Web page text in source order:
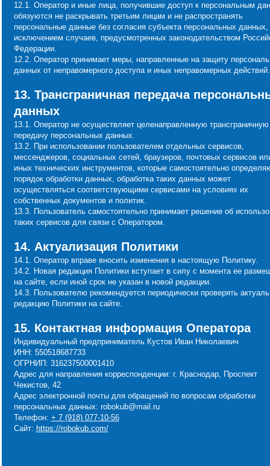
12.1. Оператор и иные лица, получившие доступ к персональным
обязуются не раскрывать третьим лицам и не распространять
персональные данные без согласия субъекта персональных данных,
исключением случаев, предусмотренных законодательством
Федерации.
12.2. Оператор принимает меры, направленные на защиту
данных от неправомерного доступа и иных неправомерных действий.
13. Трансграничная передача
данных
13.1. Оператор не осуществляет целенаправленную трансграничную
передачу персональных данных.
13.2. При использовании пользователем отдельных сервисов,
мессенджеров, социальных сетей, браузеров, почтовых сервисов
иных технических инструментов, которые самостоятельно
порядок обработки данных, обработка таких данных может
осуществляться соответствующими сервисами на условиях их
собственных документов и политик.
13.3. Пользователь самостоятельно принимает решение об
таких сервисов для связи с Оператором.
14. Актуализация Политики
14.1. Оператор вправе вносить изменения в настоящую Политику.
14.2. Новая редакция Политики вступает в силу с момента ее
на сайте, если иной срок не указан в новой редакции.
14.3. Пользователю рекомендуется периодически проверять
редакцию Политики на сайте.
15. Контактная информация Оператора
Индивидуальный предприниматель Кустов Иван Николаевич
ИНН: 550518687733
ОГРНИП: 316237500001410
Адрес для направления корреспонденции: г. Краснодар, Проспект
Чекистов, 42
Адрес электронной почты для обращений по вопросам обработки
персональных данных: robokub@mail.ru
Телефон: + 7 (918) 077-10-56
Сайт: https://robokub.com/